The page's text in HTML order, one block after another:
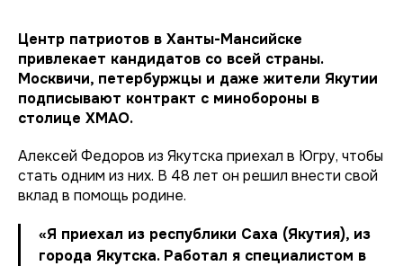
Центр патриотов в Ханты-Мансийске
привлекает кандидатов со всей страны.
Москвичи, петербуржцы и даже жители Якутии
подписывают контракт с минобороны в
столице ХМАО.
Алексей Федоров из Якутска приехал в Югру, чтобы
стать одним из них. В 48 лет он решил внести свой
вклад в помощь родине.
«Я приехал из республики Саха (Якутия), из
города Якутска. Работал я специалистом в